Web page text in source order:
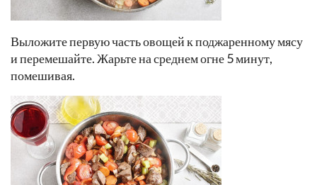
Выложите первую часть овощей к поджаренному мясу
и перемешайте. Жарьте на среднем огне 5 минут,
помешивая.